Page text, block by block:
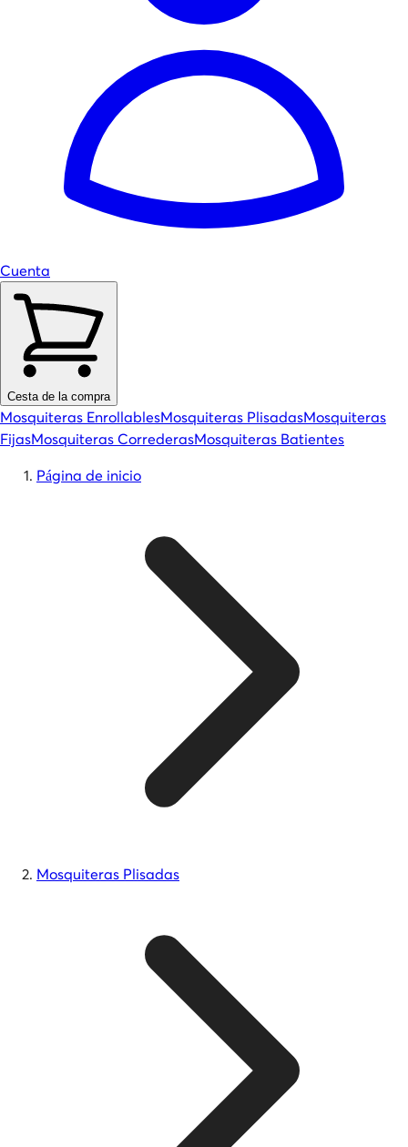
Cuenta
Cesta de la compra
Mosquiteras EnrollablesMosquiteras PlisadasMosquiteras
FijasMosquiteras CorrederasMosquiteras Batientes
Página de inicio
Mosquiteras Plisadas